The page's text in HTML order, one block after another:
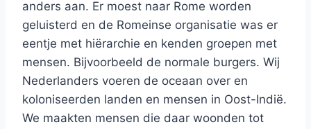
anders aan. Er moest naar Rome worden
geluisterd en de Romeinse organisatie was er
eentje met hiërarchie en kenden groepen met
mensen. Bijvoorbeeld de normale burgers. Wij
Nederlanders voeren de oceaan over en
koloniseerden landen en mensen in Oost-Indië.
We maakten mensen die daar woonden tot